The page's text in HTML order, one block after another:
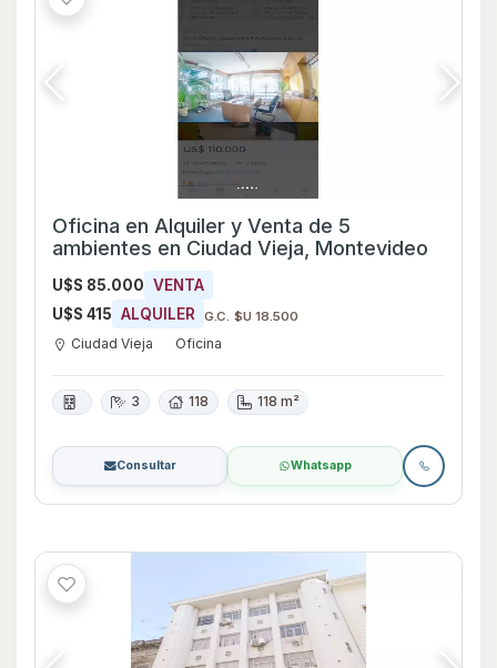
Oficina en Alquiler y Venta de 5
ambientes en Ciudad Vieja, Montevideo
U$S 85.000 VENTA
U$S 415 ALQUILER G.C. $U 18.500
Ciudad Vieja Oficina
3 118 118 m²
Consultar Whatsapp